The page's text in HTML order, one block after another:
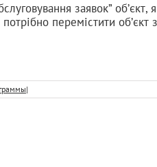
заявок” об’єкт,
перемістити об’єкт
|